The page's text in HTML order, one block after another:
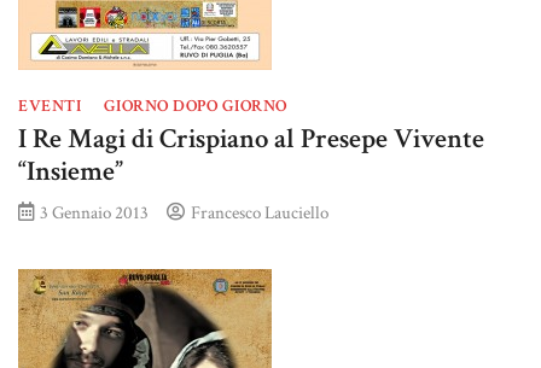
EVENTI GIORNO DOPO GIORNO
I Re Magi di Crispiano al Presepe Vivente
“Insieme”
3 Gennaio 2013 Francesco Lauciello